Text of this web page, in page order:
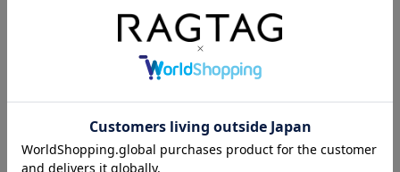
なし あり
なし あり
伸縮性